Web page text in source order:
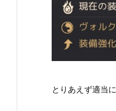
とりあえず適当